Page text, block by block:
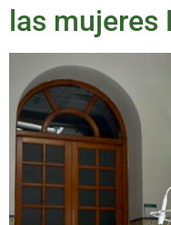
las mujeres